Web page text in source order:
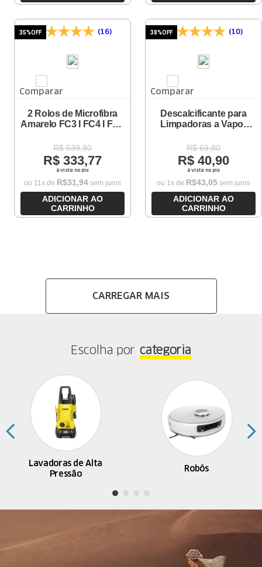
(16)
Comparar
2 Rolos de Microfibra
Amarelo FC3 I FC4 I FC5
35%OFF
R$ 539,80
R$ 333,77
à vista no pix
ou 11 x de R$31,94sem juros
ADICIONAR AO
CARRINHO
(10)
Comparar
Descalcificante para
Limpadoras a Vapor
38%OFF
R$ 69,80
R$ 40,90
à vista no pix
ou 1 x de R$43,05sem juros
ADICIONAR AO
CARRINHO
Escolha por categoria
Lavadoras de Alta
Pressão
Robôs